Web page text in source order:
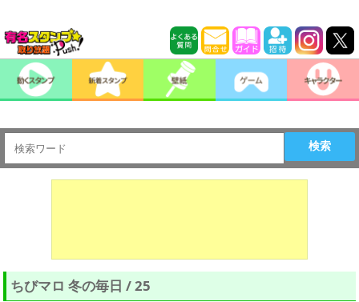
検索
ちびマロ 冬の毎日 / 25